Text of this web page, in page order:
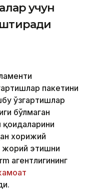
учун
пакетини
ўзгартишлар
бўлмаган
хорижий
жорий этишни
агентлигининг